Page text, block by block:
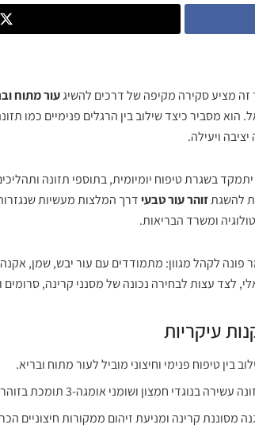
זה מציע סקירה מקיפה של דרכים להשיגעור מתוח
הוא מסביר כיצד שילוב בין הרגלים פנימיים כמו
ויעילה.
בשגרת טיפוח יומיומית, בתוספי תזונה
להשגתזוהר עור טבעידרך המלצות מעשיות
ומשרד הבריאות.
פונה לקהל מגוון: מתמודדים עם עור יבש, שמן, אקנה
לצד עצות לבחירה נכונה של מסנני קרינה,
עיקריות
בין טיפוח פנימי וחיצוני מוביל לעור מתוח ובריא.
עשירה בנוגדי חמצון ושומני אומגה-3 תומכת בזוהר עור טבעי.
מסוננת קרינה ומניעת זיהום ממקורות חיצוניים